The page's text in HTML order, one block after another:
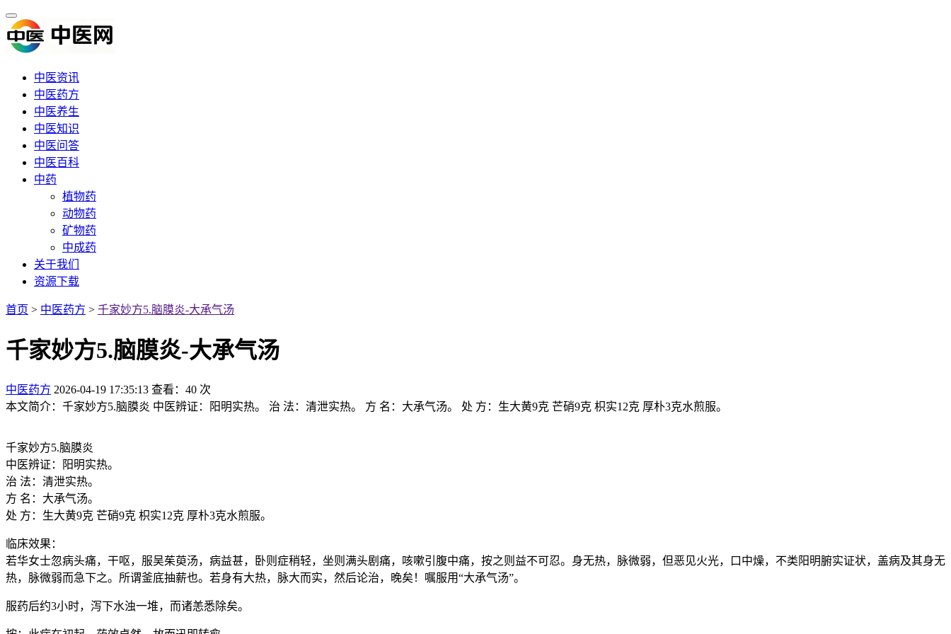
中医资讯
中医药方
中医养生
中医知识
中医问答
中医百科
中药
植物药
动物药
矿物药
中成药
关于我们
资源下载
首页 > 中医药方 > 千家妙方5.脑膜炎-大承气汤
千家妙方5.脑膜炎-大承气汤
中医药方 2026-04-19 17:35:13 查看：40 次
本文简介：千家妙方5.脑膜炎 中医辨证：阳明实热。 治 法：清泄实热。 方 名：大承气汤。 处 方：生大黄9克 芒硝9克 枳实12克 厚朴3克水煎服。
千家妙方5.脑膜炎
中医辨证：阳明实热。
治 法：清泄实热。
方 名：大承气汤。
处 方：生大黄9克 芒硝9克 枳实12克 厚朴3克水煎服。
临床效果：
若华女士忽病头痛，干呕，服吴茱萸汤，病益甚，卧则症稍轻，坐则满头剧痛，咳嗽引腹中痛，按之则益不可忍。身无热，脉微弱，但恶见火光，口中燥，不类阳明腑实证状，盖病及其身无
热，脉微弱而急下之。所谓釜底抽薪也。若身有大热，脉大而实，然后论治，晚矣！嘱服用“大承气汤”。
服药后约3小时，泻下水浊一堆，而诸恙悉除矣。